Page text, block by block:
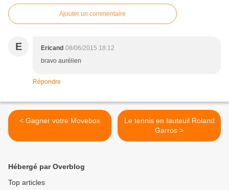
Ajouter un commentaire
E Ericand 08/06/2015 18:12
bravo aurélien
Répondre
< Gagner votre Movebox
Le tennis en fauteuil Roland
Garros >
Hébergé par Overblog
Top articles